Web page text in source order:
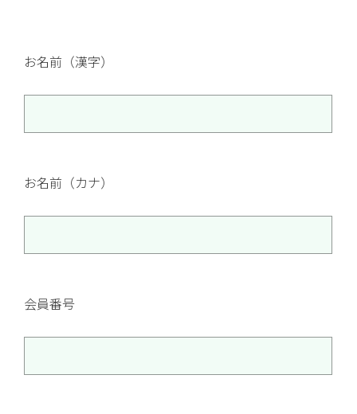
お名前（漢字）
お名前（カナ）
会員番号